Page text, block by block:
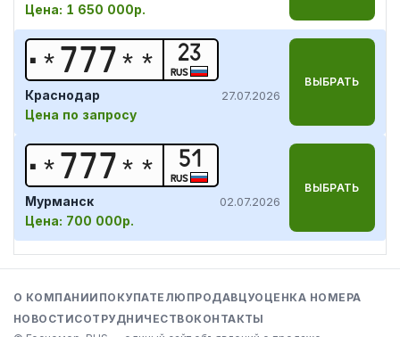
Цена: 1 650 000р.
* 777 * * 23
RUS
Краснодар 27.07.2026
Цена по запросу
ВЫБРАТЬ
* 777 * * 51
RUS
Мурманск 02.07.2026
Цена: 700 000р.
ВЫБРАТЬ
О КОМПАНИИ ПОКУПАТЕЛЮ ПРОДАВЦУОЦЕНКА НОМЕРА
НОВОСТИСОТРУДНИЧЕСТВОКОНТАКТЫ